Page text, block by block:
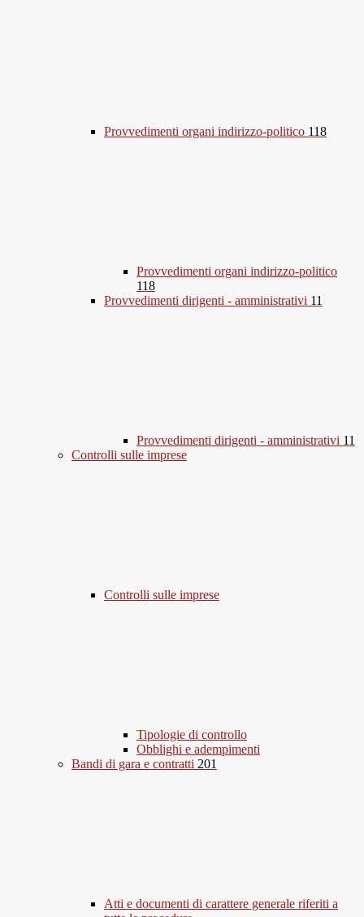
Provvedimenti organi indirizzo-politico 118
Provvedimenti organi indirizzo-politico
118
Provvedimenti dirigenti - amministrativi 11
Provvedimenti dirigenti - amministrativi 11
Controlli sulle imprese
Controlli sulle imprese
Tipologie di controllo
Obblighi e adempimenti
Bandi di gara e contratti 201
Atti e documenti di carattere generale riferiti a